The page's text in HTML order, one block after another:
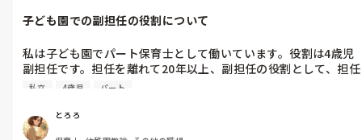
かせを見てくれています。落ち着いた遊びをする前も良いと思いま
子ども園での副担任の役割について
私は子ども園でパート保育士として働いています。役割は4歳児
副担任です。担任を離れて20年以上、副担任の役割として、担任
から見て助かることはなんですか？どんな時、どんなふうに動い
私立 4歳児 パート
とろろ